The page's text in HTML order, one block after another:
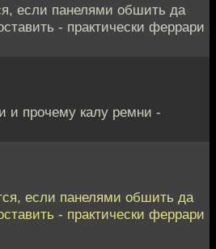
если панелями обшить да
- практически феррари
и прочему калу ремни -
если панелями обшить да
- практически феррари